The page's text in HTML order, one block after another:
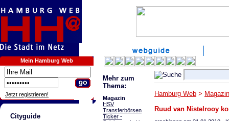
Mein Hamburg Web
Jetzt registrieren!
Cityguide
Mehr zum
Thema:
Magazin
HSV
Transferbörsen
Ticker -
Hamburg Web > Magazin
Ruud van Nistelrooy